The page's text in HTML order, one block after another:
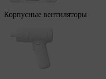
Корпусные вентиляторы